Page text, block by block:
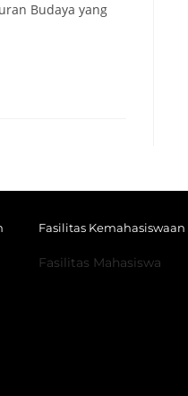
Budaya yang
Fasilitas Kemahasiswaan
Fasilitas Mahasiswa